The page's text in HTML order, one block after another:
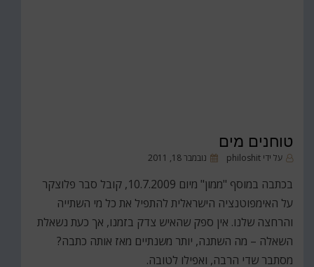
טוחנים מים
על ידי philoshit
פורסםנובמבר 18, 2011
בכתבה במוסף "ממון" מיום 10.7.2009, קובל סבר פלוצקר
על האימפוטנציה הישראלית להתפיל את כל מי השתייה
והרחצה שלנו. אין ספק שהאיש צדק בזמנו, אך כעת נשאלת
השאלה – מה השתנה, יותר משנתיים מאז אותה כתבה?
מסתבר שדי הרבה, ואפילו לטובה.